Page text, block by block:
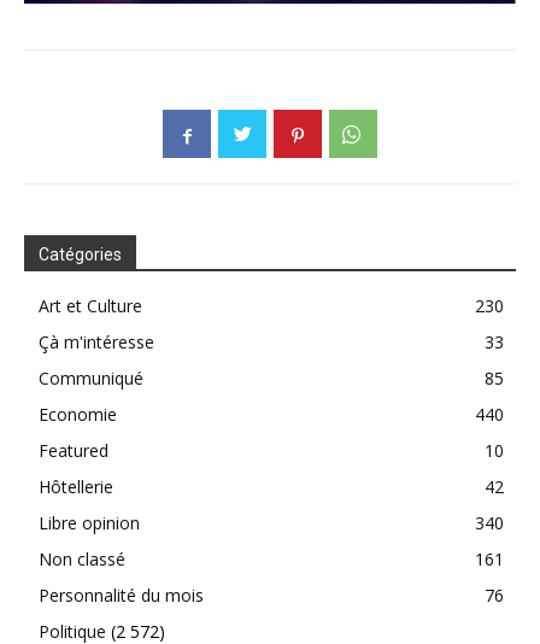
Catégories
Art et Culture
230
Çà m'intéresse
33
Communiqué
85
Economie
440
Featured
10
Hôtellerie
42
Libre opinion
340
Non classé
161
Personnalité du mois
76
Politique (2 572)